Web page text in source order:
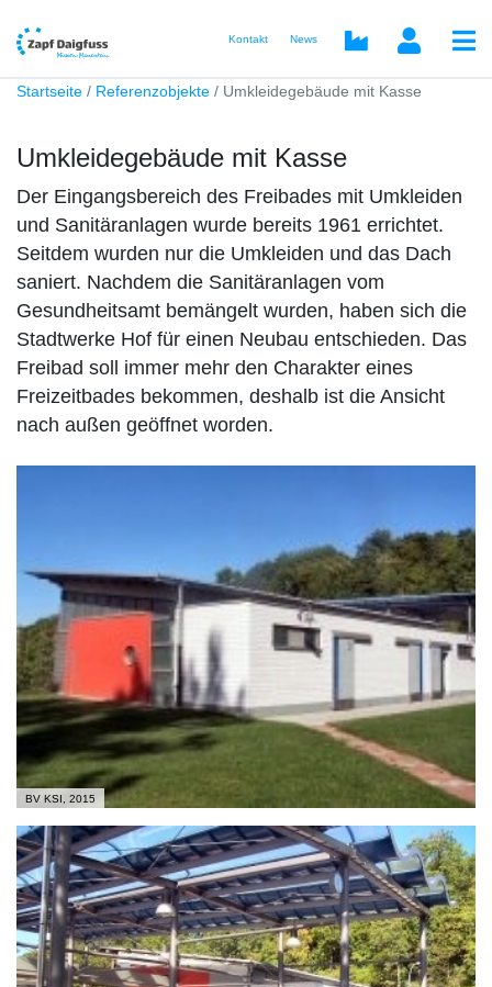
Kontakt News
Startseite Referenzobjekte Umkleidegebäude mit Kasse
Umkleidegebäude mit Kasse
Der Eingangsbereich des Freibades mit Umkleiden
und Sanitäranlagen wurde bereits 1961 errichtet.
Seitdem wurden nur die Umkleiden und das Dach
saniert. Nachdem die Sanitäranlagen vom
Gesundheitsamt bemängelt wurden, haben sich die
Stadtwerke Hof für einen Neubau entschieden. Das
Freibad soll immer mehr den Charakter eines
Freizeitbades bekommen, deshalb ist die Ansicht
nach außen geöffnet worden.
BV KSI, 2015